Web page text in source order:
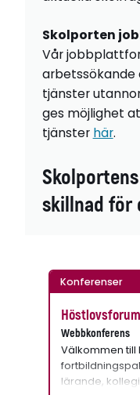
Skolporten
Vår
arbetssökande
tjänster
ges möjlighet
tjänster här.
skillnad för
Konferenser
Webbkonferens
Välkommen till
lärande,